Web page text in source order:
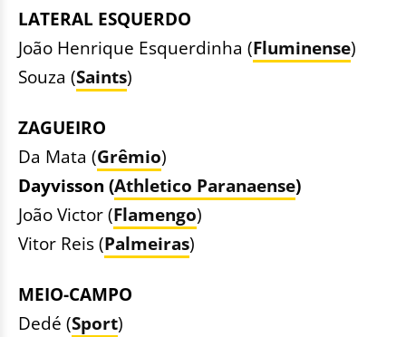
LATERAL ESQUERDO
João Henrique Esquerdinha (Fluminense)
Souza (Saints)
ZAGUEIRO
Da Mata (Grêmio)
Dayvisson (Athletico Paranaense)
João Victor (Flamengo)
Vitor Reis (Palmeiras)
MEIO-CAMPO
Dedé (Sport)